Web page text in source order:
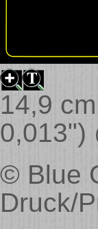
14,9
0,013")
© Blue
Druck/